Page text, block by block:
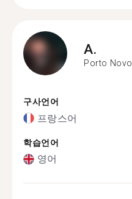
A.
Porto Novo
구사언어
프랑스어
학습언어
영어